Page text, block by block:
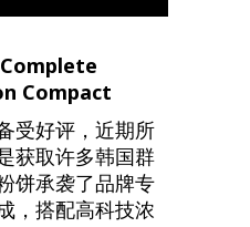
Compact
受好评，近期所
获取许多韩国群
饼承袭了品牌专
，搭配高科技浓